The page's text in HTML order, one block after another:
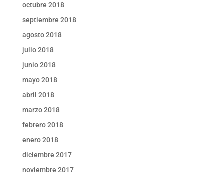
octubre 2018
septiembre 2018
agosto 2018
julio 2018
junio 2018
mayo 2018
abril 2018
marzo 2018
febrero 2018
enero 2018
diciembre 2017
noviembre 2017